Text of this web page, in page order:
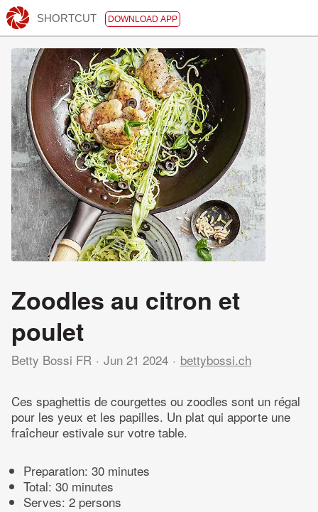
SHORTCUT DOWNLOAD APP
Zoodles au citron et
poulet
Betty Bossi FR Jun 21 2024 bettybossi.ch
Ces spaghettis de courgettes ou zoodles sont un régal
pour les yeux et les papilles. Un plat qui apporte une
fraîcheur estivale sur votre table.
Preparation: 30 minutes
Total: 30 minutes
Serves: 2 persons